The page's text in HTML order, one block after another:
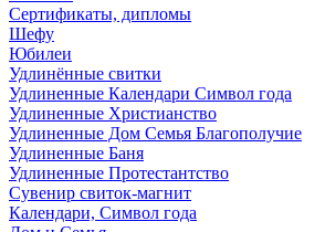
Сертификаты, дипломы
Шефу
Юбилеи
Удлинённые свитки
Удлиненные Календари Символ года
Удлиненные Христианство
Удлиненные Дом Семья Благополучие
Удлиненные Баня
Удлиненные Протестантство
Сувенир свиток-магнит
Календари, Символ года